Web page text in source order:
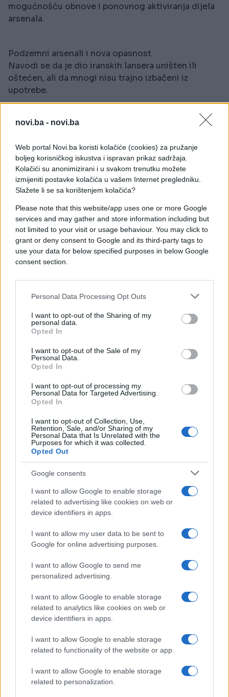
novi.ba - novi.ba
Web portal Novi.ba koristi kolačiće (cookies) za pružanje
boljeg korisničkog iskustva i ispravan prikaz sadržaja.
Kolačići su anonimizirani i u svakom trenutku možete
izmijeniti postavke kolačića u vašem Internet pregledniku.
Slažete li se sa korištenjem kolačića?
Please note that this website/app uses one or more Google
services and may gather and store information including but
not limited to your visit or usage behaviour. You may click to
grant or deny consent to Google and its third-party tags to
use your data for below specified purposes in below Google
consent section.
Personal Data Processing Opt Outs
I want to opt-out of the Sharing of my
personal data.
Opted In
I want to opt-out of the Sale of my
Personal Data.
Opted In
I want to opt-out of processing my
Personal Data for Targeted Advertising.
Opted In
I want to opt-out of Collection, Use,
Retention, Sale, and/or Sharing of my
Personal Data that Is Unrelated with the
Purposes for which it was collected.
Opted Out
Google consents
I want to allow Google to enable storage
related to advertising like cookies on web or
device identifiers in apps.
I want to allow my user data to be sent to
Google for online advertising purposes.
I want to allow Google to send me
personalized advertising.
I want to allow Google to enable storage
related to analytics like cookies on web or
device identifiers in apps.
I want to allow Google to enable storage
related to functionality of the website or app.
I want to allow Google to enable storage
related to personalization.
mogućnošću obnove i ponovnog aktiviranja dijela
arsenala.
Podzemni arsenali i nova opasnost
Navodi se da je dio iranskih lansera uništen ili
oštećen, ali da mnogi nisu trajno izbačeni iz
upotrebe.
Procjene sugerišu da je uništeno oko polovine
sistema, dok ostatak i dalje može biti operativan ili
Takođe se ističe da Iran ima znatno smanjen broj
dronova, ali i mogućnost da nove sisteme nabavi iz
drugih zemalja.
Napetosti i primirje
Nakon dvosedmičnog primirja u sukobu koji je
počeo krajem februara, situacija na terenu i dalje
ostaje napeta, dok se pregovori uz posredovanje
Pakistan nastavljaju.
poginule u sukobu, dok su posljedice osjetne i na
globalnom tržištu energije zbog poremećaja u
Hormuškom moreuzu.
#sukob